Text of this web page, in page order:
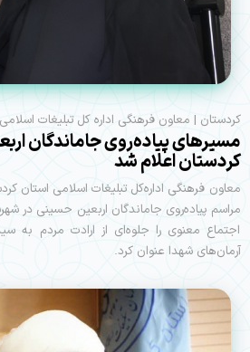
کردستان | معاون فرهنگی اداره کل تبلیغات
مسیرهای پیاده‌روی جاماندگان
کردستان اعلام شد
معاون فرهنگی اداره‌کل تبلیغات اسلامی استان
مراسم پیاده‌روی جاماندگان اربعین حسینی در
اجتماع معنوی را جلوه‌ای از ارادت مردم به
آرمان‌های شهدا عنوان کرد.